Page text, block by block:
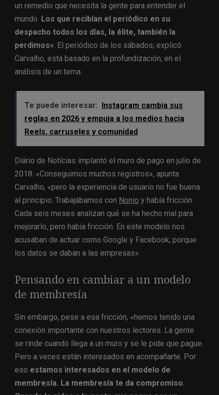
un remedio que necesita la gente para entender el
mundo. Los que recibían el periódico en su
despacho todos los días, la élite, también la
perdimos» . El periódico de los sábados, explicó
Carvalho, está basado en la profundización, en el
análisis de un tema.
Te puede interesar: Instagram cambia sus
reglas en 2026 y empuja a los medios hacia
Reels, carruseles y comunidad
Diário de Notícias implantó el muro de pago en julio de
2018. «Conseguimos muchos registros», apunta
Carvalho, «pero la experiencia de usuario no fue buena
al principio. Trabajábamos con Nonio y había fricción.
Cada seis meses analizan qué se ha hecho mal para
mejorarlo, pero había fricción. En este modelo nos
acusaban de actuar como Google y Facebook, porque
los datos se daban a las empresas».
Pensando en cambiar a un modelo
de membresía
Sin embargo, pese a esa fricción, «hemos tenido una
conexión importante con nuestros lectores. La gente
se rinde cuando llega a un muro y se le pide que pague.
Pero a veces están interesados en acompañarte. Por
eso estamos interesados en el modelo de
membresía. La membresía te da compromiso.